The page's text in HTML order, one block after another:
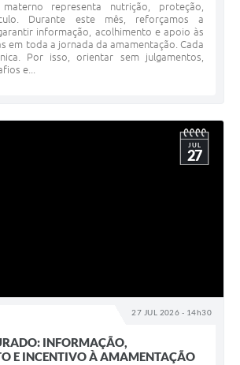
representa nutrição, proteção,
Durante este mês, reforçamos a
informação, acolhimento e apoio às
em toda a jornada da amamentação. Cada
Por isso, orientar sem julgamentos,
e...
27 JUL 2026 - 14h30
JUL
27
INFORMAÇÃO,
E INCENTIVO À AMAMENTAÇÃO